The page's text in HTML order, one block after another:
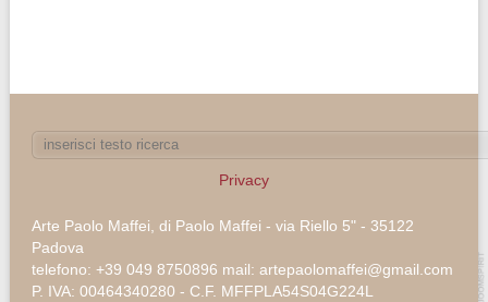
Privacy
Arte Paolo Maffei, di Paolo Maffei - via Riello 5" - 35122
Padova
telefono: +39 049 8750896 mail: artepaolomaffei@gmail.com
P. IVA: 00464340280 - C.F. MFFPLA54S04G224L